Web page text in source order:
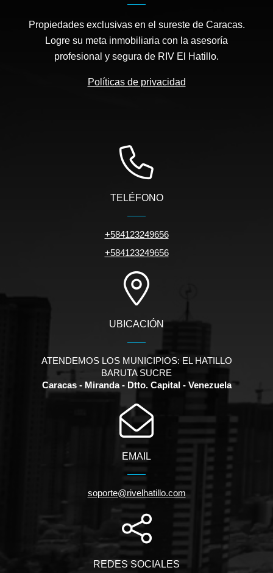
Propiedades exclusivas en el sureste de Caracas.
Logre su meta inmobiliaria con la asesoría
profesional y segura de RIV El Hatillo.
Políticas de privacidad
TELÉFONO
+584123249656
+584123249656
UBICACIÓN
ATENDEMOS LOS MUNICIPIOS: EL HATILLO
BARUTA SUCRE
Caracas - Miranda - Dtto. Capital - Venezuela
EMAIL
soporte@rivelhatillo.com
REDES SOCIALES